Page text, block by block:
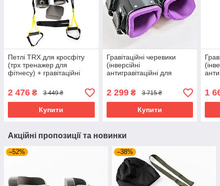
Петлі TRX для кросфіту
(трх тренажер для
фітнесу) + гравітаційні
OSPORT Set 55 (n-0085)
Чорно-жовтий
2 476 ₴ 3 449 ₴
Купити
Гравітаційні черевики
(інверсійні
антигравітаційні для
спини OSPORT Premium
(OF-0003) Чорно-
фіолетовий
2 299₴ 3 715 ₴
Купити
1
Акційні пропозиції та новинки
–52% –38%